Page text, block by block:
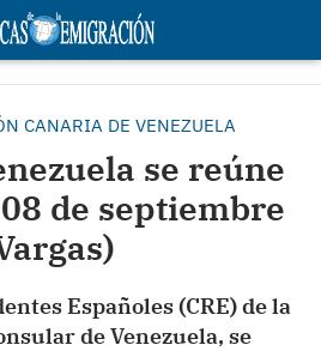
CANARIA DE VENEZUELA
se reúne
de septiembre
Españoles (CRE) de la
de Venezuela, se